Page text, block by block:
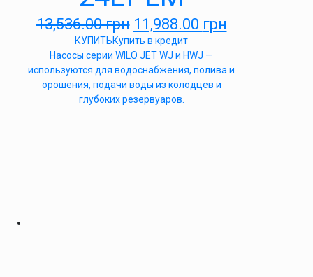
13,536.00грн 11,988.00 грн
КУПИТЬКупить в кредит
Насосы серии WILO JET WJ и HWJ —
используются для водоснабжения, полива и
орошения, подачи воды из колодцев и
глубоких резервуаров.